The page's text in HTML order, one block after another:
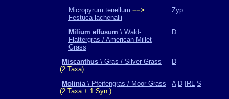
Micropyrum tenellum −−>
Festuca lachenalii
Zyp
Milium effusum \ Wald-
Flattergras / American Millet
Grass
D
Miscanthus \ Gras / Silver Grass
(2 Taxa)
D
Molinia\ Pfeifengras / Moor Grass
(2 Taxa + 1 Syn.)
A D IRL S